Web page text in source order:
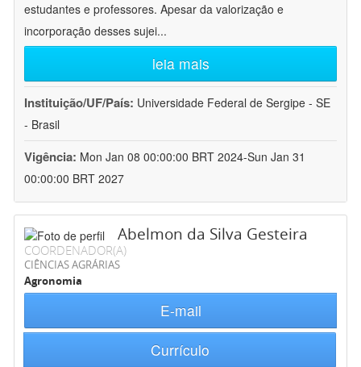
estudantes e professores. Apesar da valorização e
incorporação desses sujei...
leia mais
Instituição/UF/País: Universidade Federal de Sergipe - SE
- Brasil
Vigência: Mon Jan 08 00:00:00 BRT 2024-Sun Jan 31
00:00:00 BRT 2027
Abelmon da Silva Gesteira
COORDENADOR(A)
CIÊNCIAS AGRÁRIAS
Agronomia
E-mail
Currículo